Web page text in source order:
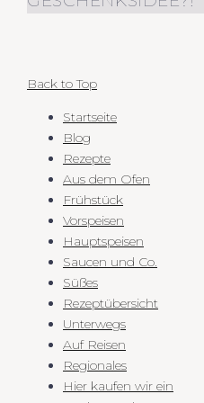
Back to Top
Startseite
Blog
Rezepte
Aus dem Ofen
Frühstück
Vorspeisen
Hauptspeisen
Saucen und Co.
Süßes
Rezeptübersicht
Unterwegs
Auf Reisen
Regionales
Hier kaufen wir ein